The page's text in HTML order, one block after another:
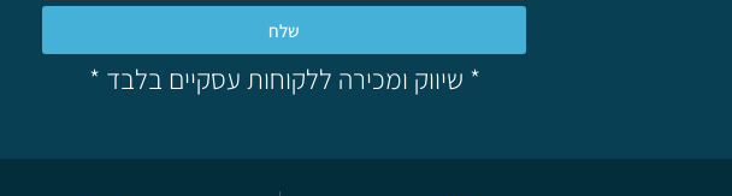
שלח
* שיווק ומכירה ללקוחות עסקיים בלבד *